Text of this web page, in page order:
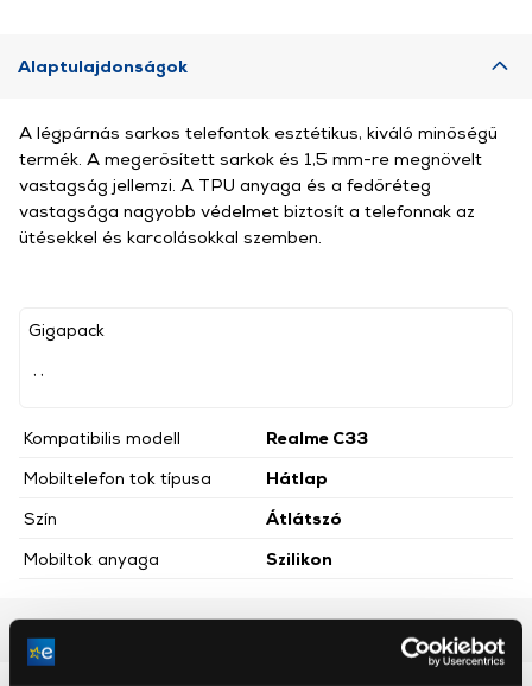
Alaptulajdonságok
Gigapack
Kompatibilis modell
Realme C33
Mobiltelefon tok típusa
Hátlap
Szín
Átlátszó
Mobiltok anyaga
Szilikon
A légpárnás sarkos telefontok esztétikus, kiváló minőségű
termék. A megerősített sarkok és 1,5 mm-re megnövelt
vastagság jellemzi. A TPU anyaga és a fedőréteg
vastagsága nagyobb védelmet biztosít a telefonnak az
ütésekkel és karcolásokkal szemben.